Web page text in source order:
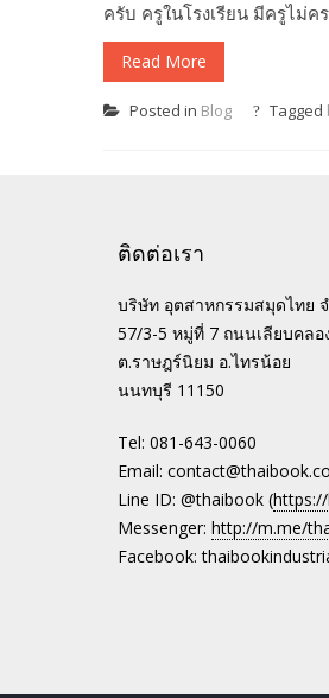
ครับ ครูในโรงเรียน มีครูไม่ค
Read More
Posted in Blog Tagged
ติดต่อเรา
บริษัท อุตสาหกรรมสมุดไทย
57/3-5 หมู่ที่ 7 ถนนเลียบคล
ต.ราษฎร์นิยม อ.ไทรน้อย
นนทบุรี 11150
Tel: 081-643-0060
Email:
Line ID: @thaibook (https://
Messenger: http://m.me/
Facebook: